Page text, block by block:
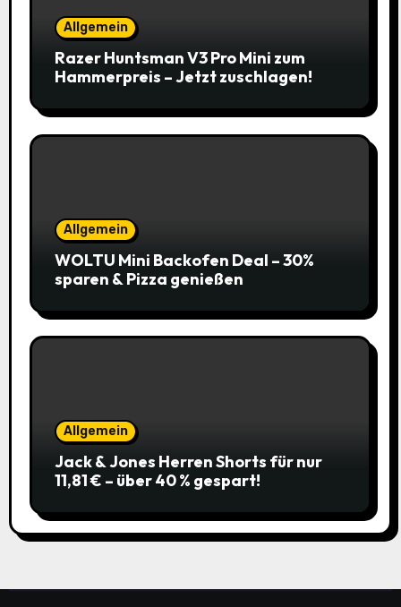
Allgemein
Razer Huntsman V3 Pro Mini zum
Hammerpreis – Jetzt zuschlagen!
Allgemein
WOLTU Mini Backofen Deal – 30%
sparen & Pizza genießen
Allgemein
Jack & Jones Herren Shorts für nur
11,81 € – über 40 % gespart!